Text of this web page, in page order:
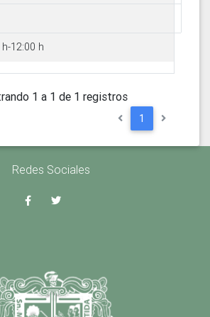
12:00 h
1 a 1 de 1 registros
1
Redes Sociales